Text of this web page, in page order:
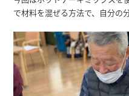
で材料を混ぜる方法で、自分の